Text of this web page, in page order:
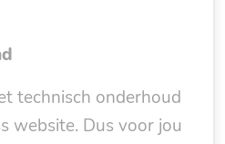
technisch onderhoud
website. Dus voor jou